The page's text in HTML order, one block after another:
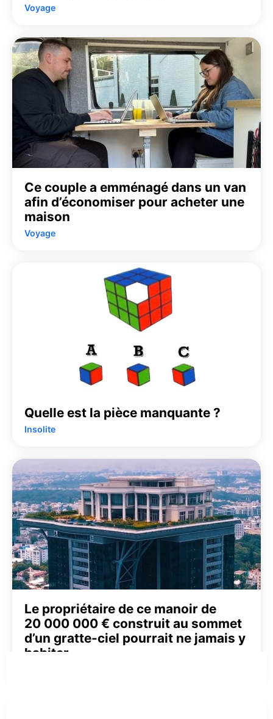
Voyage
Ce couple a emménagé dans un van
afin d’économiser pour acheter une
maison
Voyage
Quelle est la pièce manquante ?
Insolite
Le propriétaire de ce manoir de
20 000 000 € construit au sommet
d’un gratte-ciel pourrait ne jamais y
habiter